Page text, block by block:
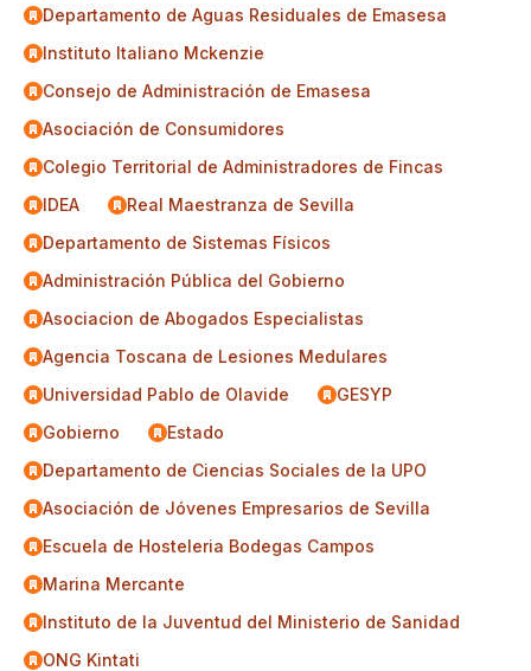
Departamento de Aguas Residuales de Emasesa
Instituto Italiano Mckenzie
Consejo de Administración de Emasesa
Asociación de Consumidores
Colegio Territorial de Administradores de Fincas
IDEA
Real Maestranza de Sevilla
Departamento de Sistemas Físicos
Administración Pública del Gobierno
Asociacion de Abogados Especialistas
Agencia Toscana de Lesiones Medulares
Universidad Pablo de Olavide
GESYP
Gobierno
Estado
Departamento de Ciencias Sociales de la UPO
Asociación de Jóvenes Empresarios de Sevilla
Escuela de Hosteleria Bodegas Campos
Marina Mercante
Instituto de la Juventud del Ministerio de Sanidad
ONG Kintati